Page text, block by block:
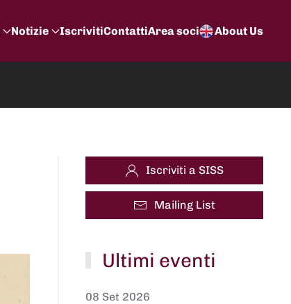
Notizie IscrivitiContattiArea soci About Us
Iscriviti a SISS
Mailing List
Ultimi eventi
08 Set 2026